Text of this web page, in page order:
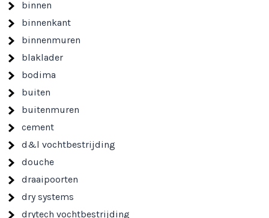
binnen
binnenkant
binnenmuren
blaklader
bodima
buiten
buitenmuren
cement
d&l vochtbestrijding
douche
draaipoorten
dry systems
drytech vochtbestrijding